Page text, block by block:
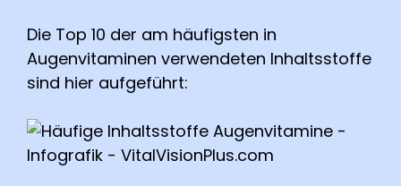
Die Top 10 der am häufigsten in
Augenvitaminen verwendeten Inhaltsstoffe
sind hier aufgeführt: